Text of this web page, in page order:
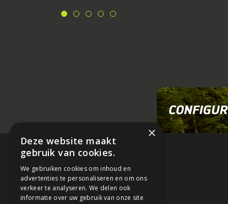
×
Deze website maakt
gebruik van cookies.
We gebruiken cookies om inhoud en
advertenties te personaliseren en om ons
verkeer te analyseren. We delen ook
informatie over uw gebruik van onze site